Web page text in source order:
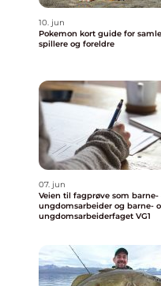
10. jun
Pokemon kort guide for samlere,
spillere og foreldre
07. jun
Veien til fagprøve som barne-
ungdomsarbeider og barne-
ungdomsarbeiderfaget VG1